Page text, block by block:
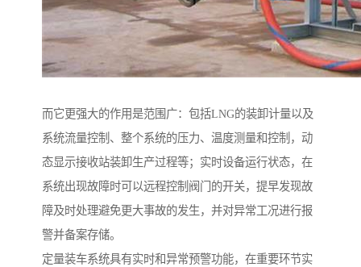
而它更强大的作用是范围广：包括LNG的装卸计量以及
系统流量控制、整个系统的压力、温度测量和控制，动
态显示接收站装卸生产过程等；实时设备运行状态，在
系统出现故障时可以远程控制阀门的开关，提早发现故
障及时处理避免更大事故的发生，并对异常工况进行报
警并备案存储。
定量装车系统具有实时和异常预警功能，在重要环节实